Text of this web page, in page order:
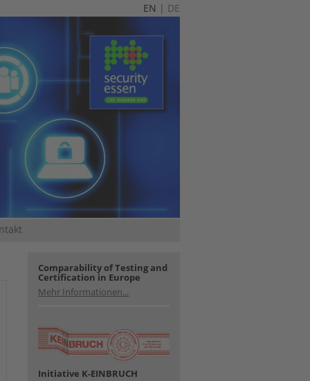
EN | DE
Comparability of Testing and
Certification in Europe
Mehr Informationen...
Initiative K-EINBRUCH